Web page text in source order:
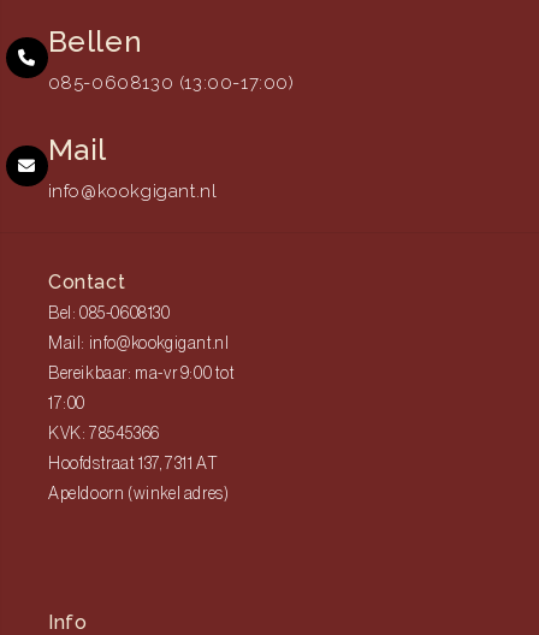
Bellen
085-0608130 (13:00-17:00)
Mail
info@kookgigant.nl
Contact
Bel: 085-0608130
Mail: info@kookgigant.nl
Bereikbaar: ma-vr 9:00 tot
17:00
KVK: 78545366
Hoofdstraat 137, 7311 AT
Apeldoorn (winkel adres)
Info